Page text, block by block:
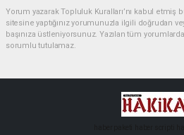
Yorum yazarak Topluluk Kuralları’nı kabul
sitesine yaptığınız yorumunuzla ilgili doğrudan
başınıza üstleniyorsunuz. Yazılan tüm
sorumlu tutulamaz.